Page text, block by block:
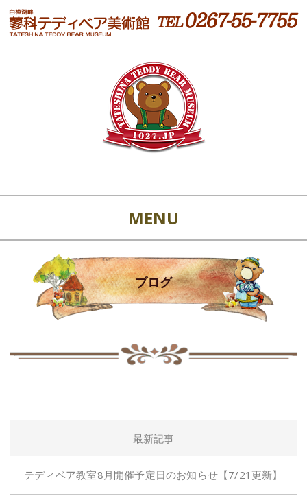
MENU
ブログ
最新記事
テディベア教室8月開催予定日のお知らせ【7/21更新】